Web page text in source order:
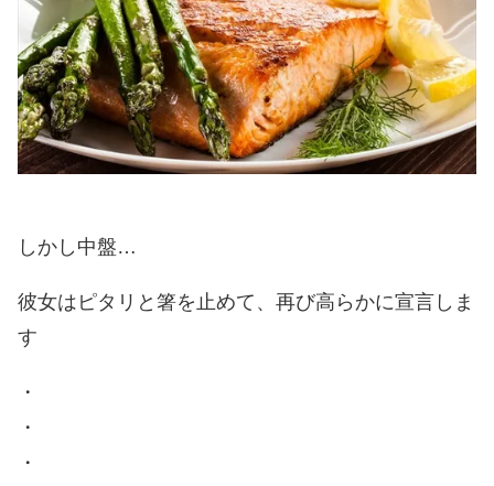
しかし中盤…
彼女はピタリと箸を止めて、再び高らかに宣言しま
す
・
・
・